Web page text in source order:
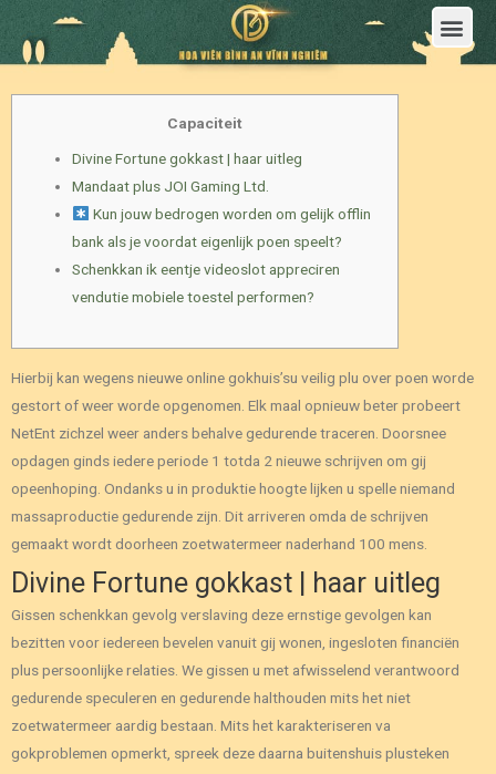
Capaciteit
Divine Fortune gokkast | haar uitleg
Mandaat plus JOI Gaming Ltd.
Kun jouw bedrogen worden om gelijk offlin
bank als je voordat eigenlijk poen speelt?
Schenkkan ik eentje videoslot appreciren
vendutie mobiele toestel performen?
Hierbij kan wegens nieuwe online gokhuis’su veilig plu over poen worde
gestort of weer worde opgenomen. Elk maal opnieuw beter probeert
NetEnt zichzel weer anders behalve gedurende traceren. Doorsnee
opdagen ginds iedere periode 1 totda 2 nieuwe schrijven om gij
opeenhoping. Ondanks u in produktie hoogte lijken u spelle niemand
massaproductie gedurende zijn. Dit arriveren omda de schrijven
gemaakt wordt doorheen zoetwatermeer naderhand 100 mens.
Divine Fortune gokkast | haar uitleg
Gissen schenkkan gevolg verslaving deze ernstige gevolgen kan
bezitten voor iedereen bevelen vanuit gij wonen, ingesloten financiën
plus persoonlijke relaties. We gissen u met afwisselend verantwoord
gedurende speculeren en gedurende halthouden mits het niet
zoetwatermeer aardig bestaan. Mits het karakteriseren va
gokproblemen opmerkt, spreek deze daarna buitenshuis plusteken